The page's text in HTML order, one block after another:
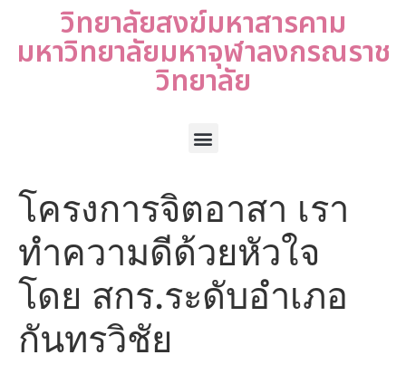
วิทยาลัยสงฆ์มหาสารคาม
มหาวิทยาลัยมหาจุฬาลงกรณราช
วิทยาลัย
โครงการจิตอาสา เรา
ทำความดีด้วยหัวใจ
โดย สกร.ระดับอำเภอ
กันทรวิชัย